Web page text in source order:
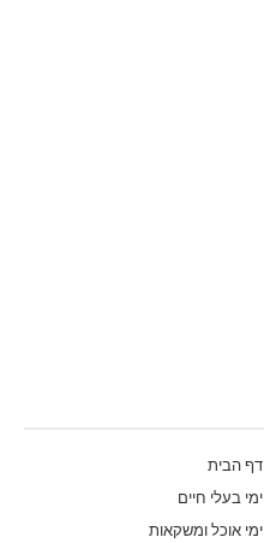
דף הבית
ימי בעלי חיים
ימי אוכל ומשקאות